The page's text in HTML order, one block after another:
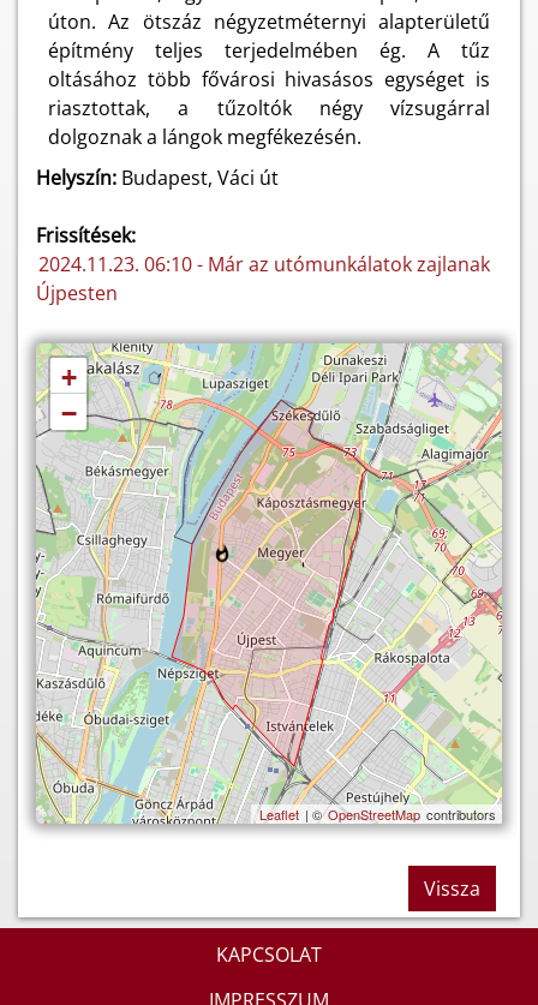
úton. Az ötszáz négyzetméternyi alapterületű
építmény teljes terjedelmében ég. A tűz
oltásához több fővárosi hivasásos egységet is
riasztottak, a tűzoltók négy vízsugárral
dolgoznak a lángok megfékezésén.
Helyszín: Budapest, Váci út
Frissítések:
2024.11.23. 06:10 - Már az utómunkálatok zajlanak
Újpesten
+
−
Leaflet | ©OpenStreetMap contributors
Vissza
KAPCSOLAT